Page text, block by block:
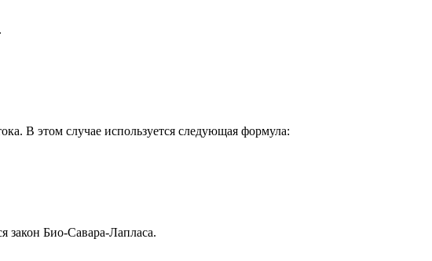
В этом случае используется следующая формула:
закон Био-Савара-Лапласа.